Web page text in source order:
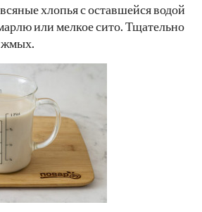
хлопья с оставшейся водой
или мелкое сито. Тщательно
жмых.